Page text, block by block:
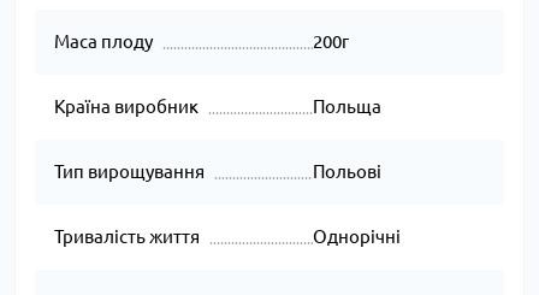
Маса плоду 200г
Країна виробник Польща
Тип вирощування Польові
Тривалість життя Однорічні